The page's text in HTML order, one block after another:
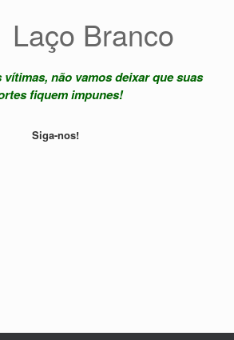
Laço Branco
vítimas, não vamos deixar que suas
fiquem impunes!
Siga-nos!